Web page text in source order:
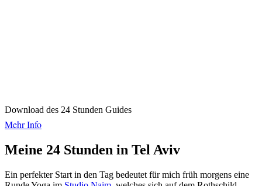
Download des 24 Stunden Guides
Mehr Info
Meine 24 Stunden in Tel Aviv
Ein perfekter Start in den Tag bedeutet für mich früh morgens eine